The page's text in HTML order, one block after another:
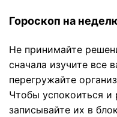
Гороскоп на
Не принимайте
сначала изучите все
перегружайте
Чтобы успокоиться и
записывайте их в